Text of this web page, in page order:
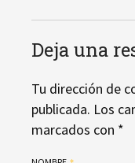
Deja una
Tu dirección de
publicada. Los
marcados con *